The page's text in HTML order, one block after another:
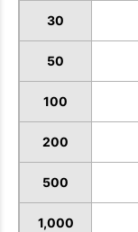
お買い物を
30
50
100
200
500
1,000